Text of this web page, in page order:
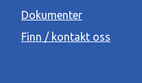
Dokumenter
Finn / kontakt oss